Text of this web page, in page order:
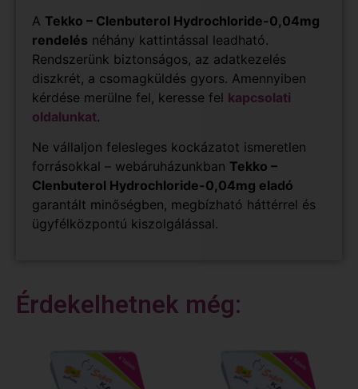
Érdekelhetnek még:
A Tekko – Clenbuterol Hydrochloride-0,04mg
rendelés néhány kattintással leadható.
Rendszerünk biztonságos, az adatkezelés
diszkrét, a csomagküldés gyors. Amennyiben
kérdése merülne fel, keresse fel kapcsolati
oldalunkat.
Ne vállaljon felesleges kockázatot ismeretlen
forrásokkal – webáruházunkban Tekko –
Clenbuterol Hydrochloride-0,04mg eladó
garantált minőségben, megbízható háttérrel és
ügyfélközpontú kiszolgálással.